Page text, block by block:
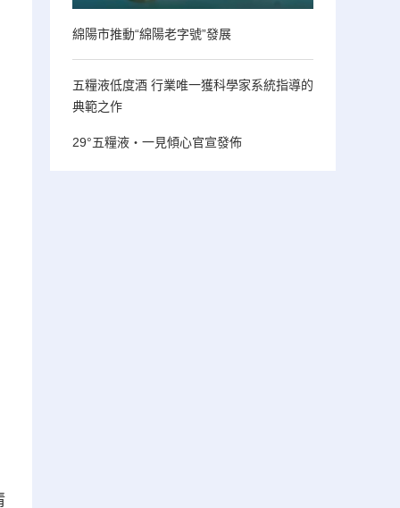
綿陽市推動“綿陽老字號”發展
五糧液低度酒 行業唯一獲科學家系統指導的
典範之作
29°五糧液・一見傾心官宣發佈